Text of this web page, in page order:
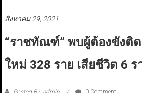
สิงหาคม 29, 2021
“ราชทัณฑ์” พบผู้ต้องขังติด
ใหม่ 328 ราย เสียชีวิต 6 ร